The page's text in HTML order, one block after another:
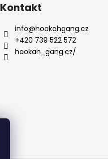
Kontakt
info@hookahgang.cz
+420 739 522 572
hookah_gang.cz/